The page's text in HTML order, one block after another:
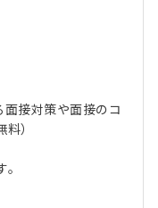
接対策や面接のコ
）